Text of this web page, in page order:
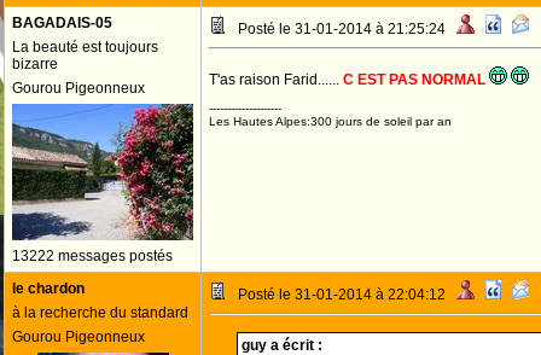
BAGADAIS-05
La beauté est toujours
bizarre
Gourou Pigeonneux
13222 messages postés
Posté le 31-01-2014 à 21:25:24
T'as raison Farid...... C EST PAS NORMAL
--------------------
Les Hautes Alpes:300 jours de soleil par an
le chardon
à la recherche du standard
Gourou Pigeonneux
Posté le 31-01-2014 à 22:04:12
guy a écrit :